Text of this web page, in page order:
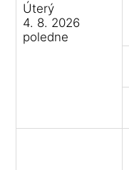
Úterý
4. 8. 2026
poledne